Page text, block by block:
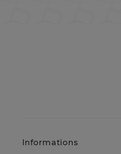
Informations